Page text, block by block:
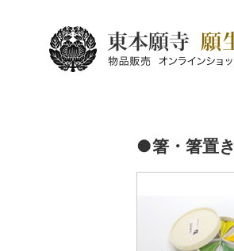
●箸・箸置き